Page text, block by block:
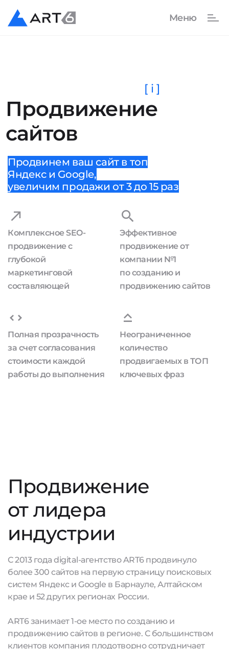
Продвижение
сайтов
[ i ]
Продвинем ваш сайт в топ
Яндекс и Google,
увеличим продажи от 3 до 15 раз
Комплексное SEO-
продвижение с
глубокой
маркетинговой
составляющей
Эффективное
продвижение от
компании №1
по созданию и
продвижению сайтов
Полная прозрачность
за счет согласования
стоимости каждой
работы до выполнения
Неограниченное
количество
продвигаемых в ТОП
ключевых фраз
Продвижение
от лидера
индустрии
С 2013 года digital-агентство ART6 продвинуло
более 300 сайтов на первую страницу поисковых
систем Яндекс и Google в Барнауле, Алтайском
крае и 52 других регионах России.
ART6 занимает 1-ое место по созданию и
продвижению сайтов в регионе. С большинством
клиентов компания плодотворно сотрудничает